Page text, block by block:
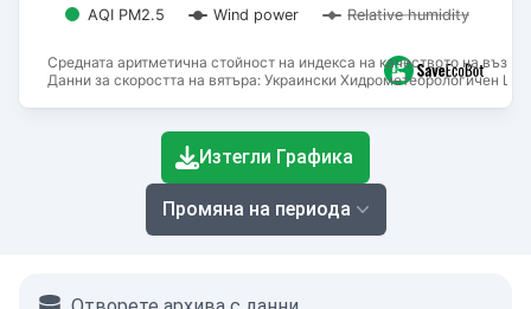
Средната аритметична стойност на индекса на качеството на
Данни за скоростта на вятъра: Украински Хидрометеорологичен
AQI PM2.5 Wind power Relative humidity
End of interactive chart.
Изтегли Графика
Промяна на периода